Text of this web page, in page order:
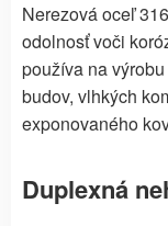
Nerezová oceľ
odolnosť voči
používa na
budov, vlhkých
exponovaného
Duplexná